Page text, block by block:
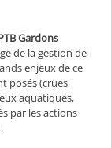
Gardons
de la gestion de
enjeux de ce
posés (crues
aquatiques,
par les actions